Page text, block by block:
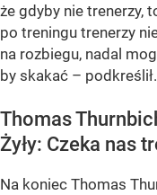
że gdyby nie trenerzy,
po treningu trenerzy
na rozbiegu, nadal
by skakać – podkreślił.
Thomas
Żyły: Czeka nas
Na koniec Thomas